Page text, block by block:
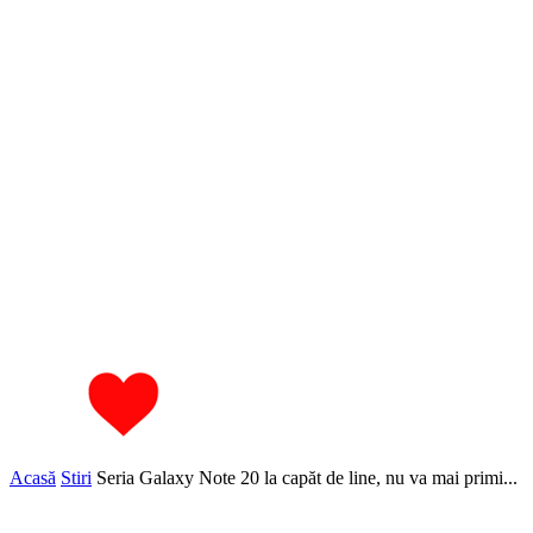
Acasă Stiri Seria Galaxy Note 20 la capăt de line, nu va mai primi...